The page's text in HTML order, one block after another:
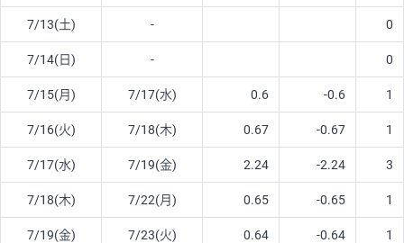
7/13(土) - 0
7/14(日) - 0
7/15(月) 7/17(水) 0.6 -0.6 1
7/16(火) 7/18(木) 0.67 -0.67 1
7/17(水) 7/19(金) 2.24 -2.24 3
7/18(木) 7/22(月) 0.65 -0.65 1
7/19(金) 7/23(火) 0.64 -0.64 1